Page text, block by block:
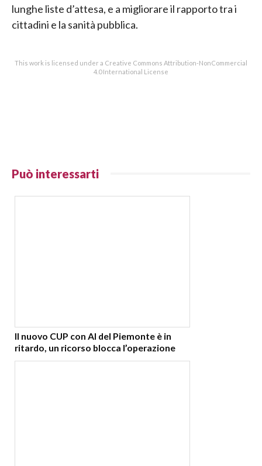
lunghe liste d’attesa, e a migliorare il rapporto tra i
cittadini e la sanità pubblica.
This work is licensed under a Creative Commons Attribution-NonCommercial
4.0 International License
Può interessarti
Il nuovo CUP con AI del Piemonte è in
ritardo, un ricorso blocca l’operazione